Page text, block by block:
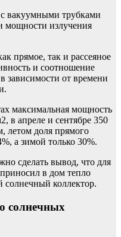
вакуумными трубками
мощности излучения
прямое, так и рассеяное
и соотношение
зависимости от времени
максимальная мощность
в апреле и сентябре 350
летом доля прямого
а зимой только 30%.
сделать вывод, что для
в дом тепло
солнечный коллектор.
солнечных